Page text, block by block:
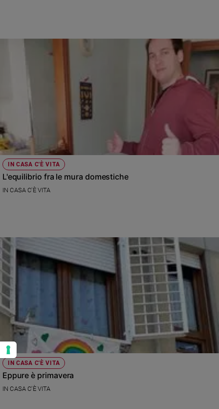
IN CASA C'È VITA
L'equilibrio fra le mura domestiche
IN CASA C'È VITA
IN CASA C'È VITA
Eppure è primavera
IN CASA C'È VITA